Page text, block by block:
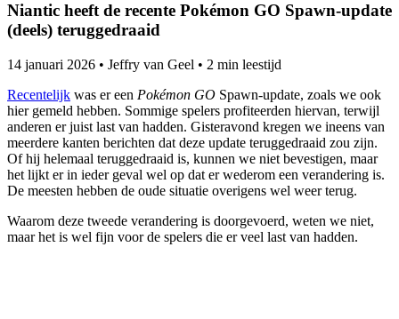
Niantic heeft de recente Pokémon GO Spawn-update
(deels) teruggedraaid
14 januari 2026 • Jeffry van Geel • 2 min leestijd
Recentelijk was er een Pokémon GO Spawn-update, zoals we ook
hier gemeld hebben. Sommige spelers profiteerden hiervan, terwijl
anderen er juist last van hadden. Gisteravond kregen we ineens van
meerdere kanten berichten dat deze update teruggedraaid zou zijn.
Of hij helemaal teruggedraaid is, kunnen we niet bevestigen, maar
het lijkt er in ieder geval wel op dat er wederom een verandering is.
De meesten hebben de oude situatie overigens wel weer terug.
Waarom deze tweede verandering is doorgevoerd, weten we niet,
maar het is wel fijn voor de spelers die er veel last van hadden.